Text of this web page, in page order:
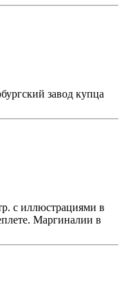
завод купца
с иллюстрациями в
Маргиналии в